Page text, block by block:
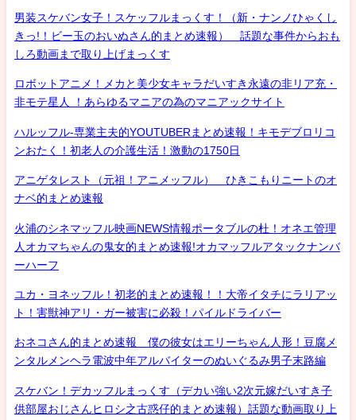
男装スケバン女子！スケッフルまっくす！（新・ナンノひゃくし
きっ!！ビー玉のおいぬさん的まとめ速報） 話題な事件からおも
しろ動画まで取り上げまっくす
ロボットアニメ！メカと美少女キャラだいすき永遠の非リア充・
非モテ星人 ！あらゆるマニアの為のマニアックサイト
ハルッフル-専業主夫的YOUTUBERまとめ速報！キモデブロリコ
ンおたく！初老人の介護生活！激動の1750日
アニゲタレスト（元祖！アニメッフル） ひきこもりニートのオ
ナベ的まとめ速報
火浦のシネマッフル映画NEWS情報ポータブルの杜！オネエ管理
人オカマちゃんの鬼女的まとめ速報!オカマッフルアタックナンバ
ーハーフ
ユカ・ヨネッフル！初老的まとめ速報！！大帝イタチにラリアッ
ト！害獣神アリ・ガー被害に必殺！パイルドライバー
おネコさん的まとめ速報 僕の彼女はエリーちゃん人形！豆腐メ
ンタルメンヘラ電波中年アルバイターのぬいぐるみ男子末路編
スケバン！デカッフルまっくす（デカい強い2次元嫁だいすき子
供部屋おじさんヒロシ之古惑仔的まとめ速報）話題な動画取り上